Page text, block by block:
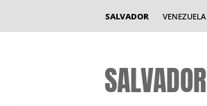
Salvador Venezuela
SALVADOR